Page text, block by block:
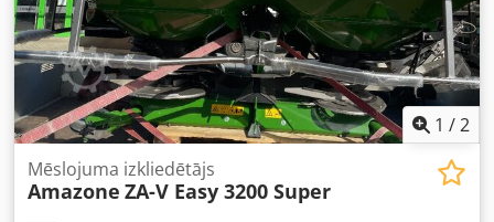
1 /2
Mēslojuma izkliedētājs
Amazone ZA-V Easy 3200 Super